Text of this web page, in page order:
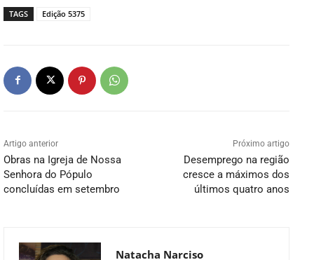
TAGS Edição 5375
Artigo anterior
Obras na Igreja de Nossa
Senhora do Pópulo
concluídas em setembro
Próximo artigo
Desemprego na região
cresce a máximos dos
últimos quatro anos
Natacha Narciso